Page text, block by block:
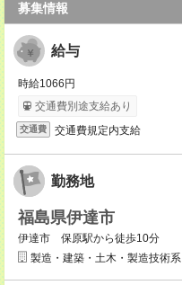
募集情報
給与
時給1066円
交通費別途支給あり
交通費 交通費規定内支給
勤務地
福島県伊達市
伊達市 保原駅から徒歩10分
製造・建築・土木・製造技術系